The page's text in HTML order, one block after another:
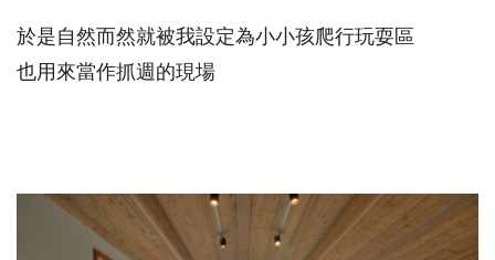
於是自然而然就被我設定為小小孩爬行玩耍區
也用來當作抓週的現場